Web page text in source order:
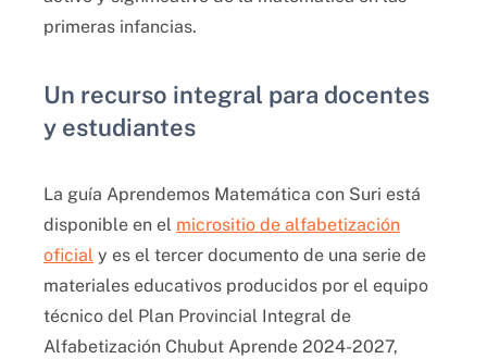
primeras infancias.
Un recurso integral para docentes
y estudiantes
La guía Aprendemos Matemática con Suri está
disponible en el micrositio de alfabetización
oficial y es el tercer documento de una serie de
materiales educativos producidos por el equipo
técnico del Plan Provincial Integral de
Alfabetización Chubut Aprende 2024-2027,